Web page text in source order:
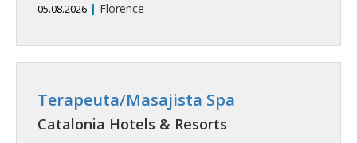
05.08.2026 | Florence
Terapeuta/Masajista Spa
Catalonia Hotels & Resorts